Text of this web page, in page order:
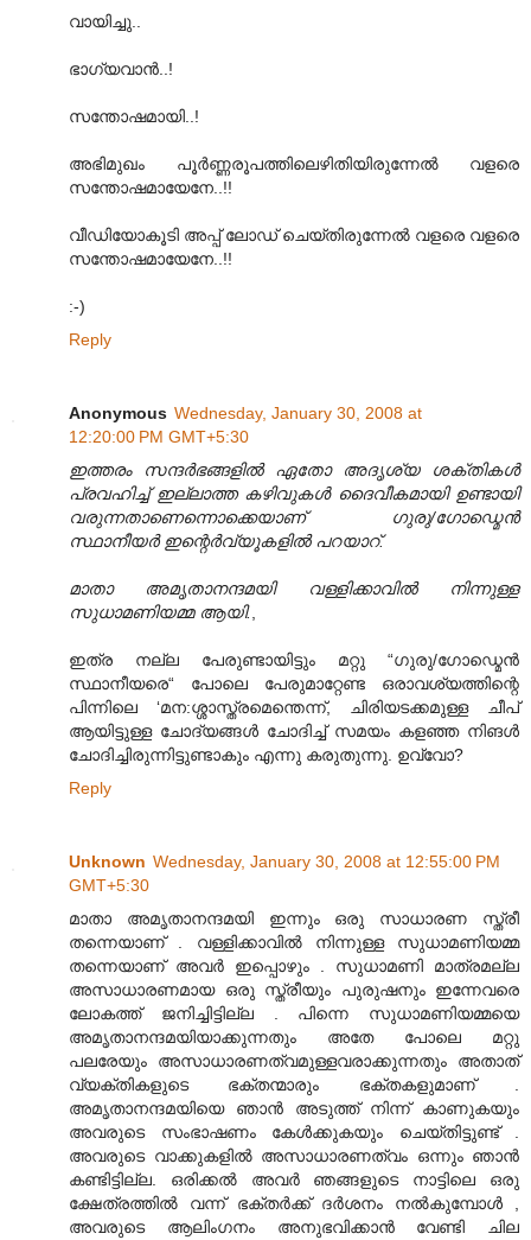
വായിച്ചു..
ഭാഗ്യവാന്‍..!
സന്തോഷമായി..!
അഭിമുഖം പൂര്‍ണ്ണരൂപത്തിലെഴിതിയിരുന്നേല്‍ വളരെ
സന്തോഷമായേനേ..!!
വീഡിയോകൂടി അപ്പ് ലോഡ് ചെയ്തിരുന്നേല്‍ വളരെ വളരെ
സന്തോഷമായേനേ..!!
:-)
Reply
Anonymous Wednesday, January 30, 2008 at
12:20:00 PM GMT+5:30
ഇത്തരം സന്ദര്‍ഭങ്ങളില്‍ ഏതോ അദൃശ്യ ശക്തികള്‍
പ്രവഹിച്ച് ഇല്ലാത്ത കഴിവുകള്‍ ദൈവീകമായി ഉണ്ടായി
വരുന്നതാണെന്നൊക്കെയാണ് ഗുരു/ഗോഡ്മെന്‍
സ്ഥാനീയര്‍ ഇന്റെര്‍വ്യൂകളില്‍ പറയാറ്.
മാതാ അമൃതാനന്ദമയി വള്ളിക്കാവില്‍ നിന്നുള്ള
സുധാമണിയമ്മ ആയി.
ഇത്ര നല്ല പേരുണ്ടായിട്ടും മറ്റു “ഗുരു/ഗോഡ്മെന്‍
സ്ഥാനീയരെ“ പോലെ പേരുമാറ്റേണ്ട ഒരാവശ്യത്തിന്റെ
പിന്നിലെ ‘മന:ശ്ശാസ്ത്രമെന്തെന്ന്, ചിരിയടക്കമുള്ള ചീപ്
ആയിട്ടുള്ള ചോദ്യങ്ങള്‍ ചോദിച്ച് സമയം കളഞ്ഞ നിങള്‍
ചോദിച്ചിരുന്നിട്ടുണ്ടാകും എന്നു കരുതുന്നു. ഉവ്വോ?
Reply
Unknown Wednesday, January 30, 2008 at 12:55:00 PM
GMT+5:30
മാതാ അമൃതാനന്ദമയി ഇന്നും ഒരു സാധാരണ സ്ത്രീ
തന്നെയാണ് . വള്ളിക്കാവില്‍ നിന്നുള്ള സുധാമണിയമ്മ
തന്നെയാണ് അവര്‍ ഇപ്പൊഴും . സുധാമണി മാത്രമല്ല
അസാധാരണമായ ഒരു സ്ത്രീയും പുരുഷനും ഇന്നേവരെ
ലോകത്ത് ജനിച്ചിട്ടില്ല . പിന്നെ സുധാമണിയമ്മയെ
അമൃതാനന്ദമയിയാക്കുന്നതും അതേ പോലെ മറ്റു
പലരേയും അസാധാരണത്വമുള്ളവരാക്കുന്നതും അതാത്
വ്യക്തികളുടെ ഭക്തന്മാരും ഭക്തകളുമാണ് .
അമൃതാനന്ദമയിയെ ഞാന്‍ അടുത്ത് നിന്ന് കാണുകയും
അവരുടെ സംഭാഷണം കേള്‍ക്കുകയും ചെയ്തിട്ടുണ്ട് .
അവരുടെ വാക്കുകളില്‍ അസാധാരണത്വം ഒന്നും ഞാന്‍
കണ്ടിട്ടില്ല. ഒരിക്കല്‍ അവര്‍ ഞങ്ങളുടെ നാട്ടിലെ ഒരു
ക്ഷേത്രത്തില്‍ വന്ന് ഭക്തര്‍ക്ക് ദര്‍ശനം നല്‍കുമ്പോള്‍ ,
അവരുടെ ആലിംഗനം അനുഭവിക്കാന്‍ വേണ്ടി ചില